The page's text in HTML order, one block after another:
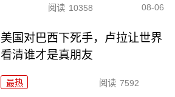
阅读 10358 08-06
美国对巴西下死手，卢拉让世界
看清谁才是真朋友
最热 阅读 7592